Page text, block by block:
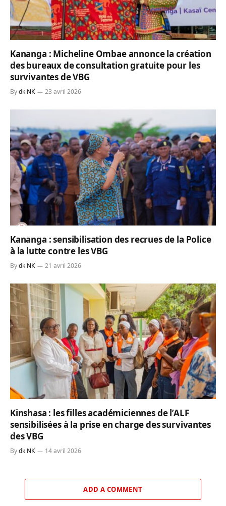
Kananga : Micheline Ombae annonce la création
des bureaux de consultation gratuite pour les
survivantes de VBG
Bydk NK 23 avril 2026
Kananga : sensibilisation des recrues de la Police
à la lutte contre les VBG
Bydk NK 21 avril 2026
Kinshasa : les filles académiciennes de l’ALF
sensibilisées à la prise en charge des survivantes
des VBG
Bydk NK 14 avril 2026
ADD A COMMENT